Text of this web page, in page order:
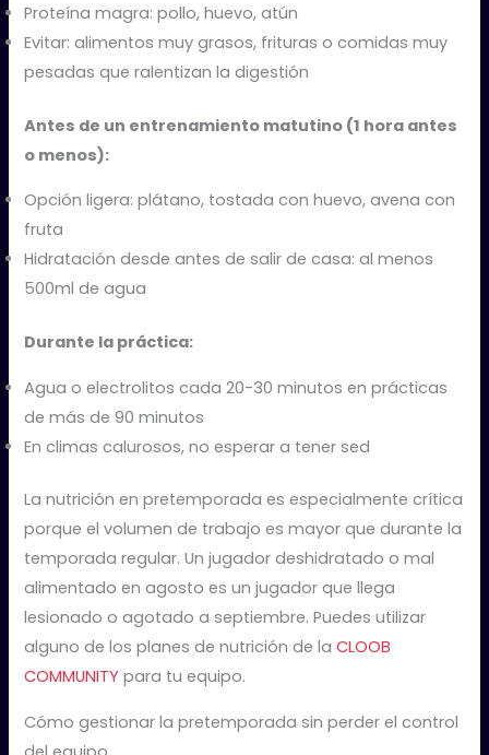
Proteína magra: pollo, huevo, atún
Evitar: alimentos muy grasos, frituras o comidas muy
pesadas que ralentizan la digestión
Antes de un entrenamiento matutino (1 hora antes
o menos):
Opción ligera: plátano, tostada con huevo, avena con
fruta
Hidratación desde antes de salir de casa: al menos
500ml de agua
Durante la práctica:
Agua o electrolitos cada 20-30 minutos en prácticas
de más de 90 minutos
En climas calurosos, no esperar a tener sed
La nutrición en pretemporada es especialmente crítica
porque el volumen de trabajo es mayor que durante la
temporada regular. Un jugador deshidratado o mal
alimentado en agosto es un jugador que llega
lesionado o agotado a septiembre. Puedes utilizar
alguno de los planes de nutrición de laCLOOB
COMMUNITY para tu equipo.
Cómo gestionar la pretemporada sin perder el control